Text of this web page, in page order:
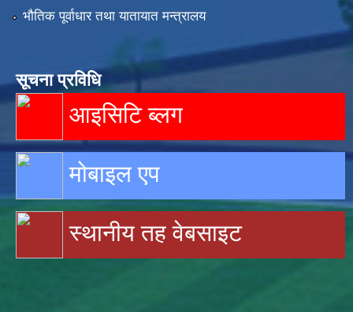
भौतिक पूर्वाधार तथा यातायात मन्त्रालय
सूचना प्रविधि
आइसिटि ब्लग
मोबाइल एप
स्थानीय तह वेबसाइट